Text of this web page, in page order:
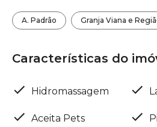
A. Padrão Granja Viana e
Características do
Hidromassagem
Aceita Pets